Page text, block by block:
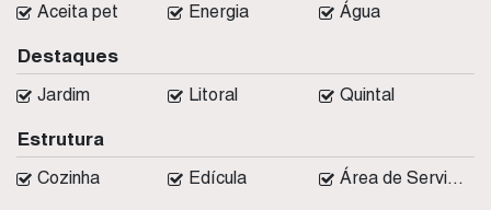
Aceita pet Energia Água
Estrutura
Cozinha Edícula Área de Serviço
Destaques
Jardim Litoral Quintal